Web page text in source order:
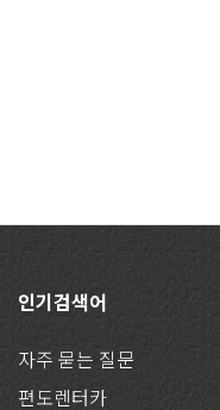
인기검색어
자주 묻는 질문
편도렌터카